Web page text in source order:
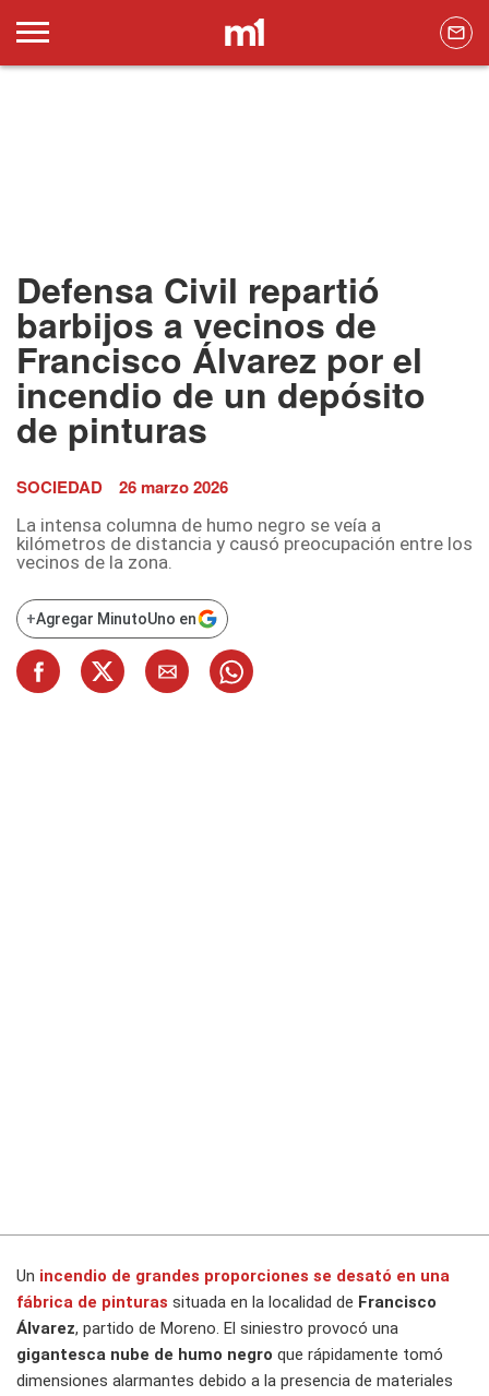
Defensa Civil repartió
barbijos a vecinos de
Francisco Álvarez por el
incendio de un depósito
de pinturas
SOCIEDAD 26 marzo 2026
La intensa columna de humo negro se veía a
kilómetros de distancia y causó preocupación entre los
vecinos de la zona.
+Agregar MinutoUno en
Un incendio de grandes proporciones se desató en una
fábrica de pinturas situada en la localidad de Francisco
Álvarez, partido de Moreno. El siniestro provocó una
gigantesca nube de humo negro que rápidamente tomó
dimensiones alarmantes debido a la presencia de materiales